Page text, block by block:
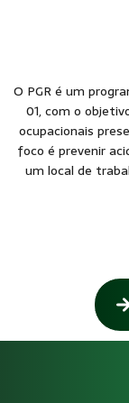
O PGR é um
01, com o
ocupacionais
foco é prevenir
um local de
Como